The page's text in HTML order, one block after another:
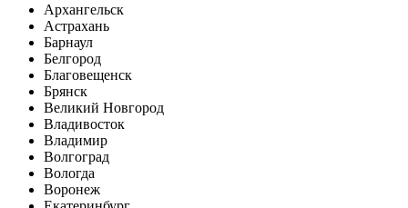
Архангельск
Астрахань
Барнаул
Белгород
Благовещенск
Брянск
Великий Новгород
Владивосток
Владимир
Волгоград
Вологда
Воронеж